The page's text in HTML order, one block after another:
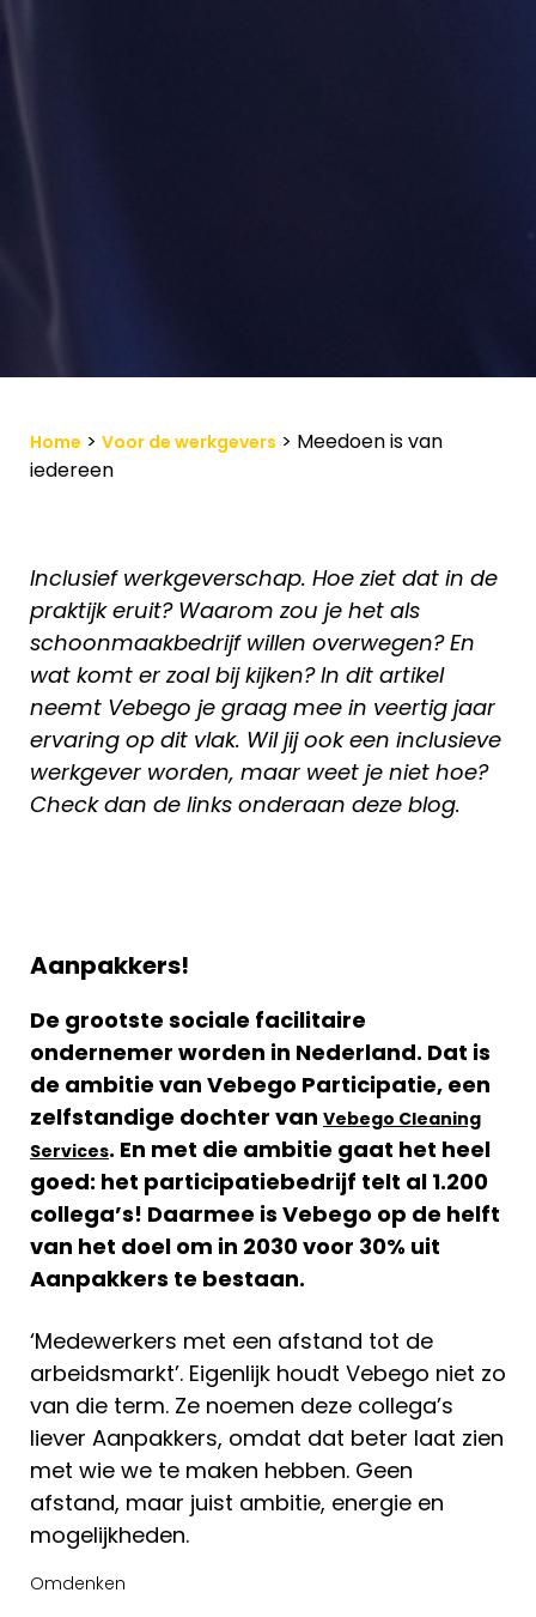
Home > Voor de werkgevers > Meedoen is van
iedereen
Inclusief werkgeverschap. Hoe ziet dat in de
praktijk eruit? Waarom zou je het als
schoonmaakbedrijf willen overwegen? En
wat komt er zoal bij kijken? In dit artikel
neemt Vebego je graag mee in veertig jaar
ervaring op dit vlak. Wil jij ook een inclusieve
werkgever worden, maar weet je niet hoe?
Check dan de links onderaan deze blog.
Aanpakkers!
De grootste sociale facilitaire
ondernemer worden in Nederland. Dat is
de ambitie van Vebego Participatie, een
zelfstandige dochter van Vebego Cleaning
Services. En met die ambitie gaat het heel
goed: het participatiebedrijf telt al 1.200
collega’s! Daarmee is Vebego op de helft
van het doel om in 2030 voor 30% uit
Aanpakkers te bestaan.
‘Medewerkers met een afstand tot de
arbeidsmarkt’. Eigenlijk houdt Vebego niet zo
van die term. Ze noemen deze collega’s
liever Aanpakkers, omdat dat beter laat zien
met wie we te maken hebben. Geen
afstand, maar juist ambitie, energie en
mogelijkheden.
Omdenken